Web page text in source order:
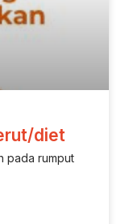
diet
pada rumput